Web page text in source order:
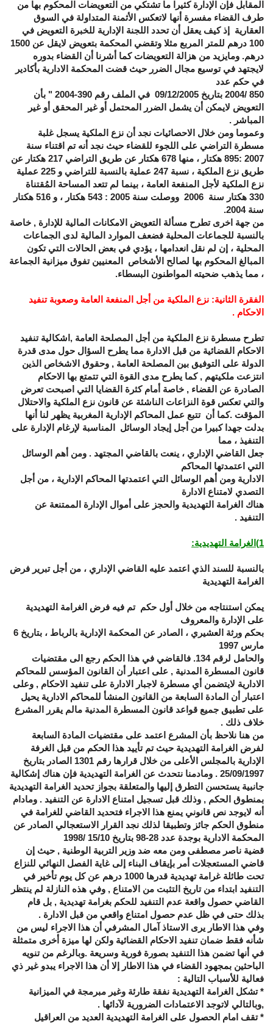
المقابل فإن الإدارة كثيرا ما تشتكي من التعويضات المحكوم بها من
طرف القضاء مفسرة أنها لاتعكس الأثمنة المتداولة في السوق
العقارية إذ كيف يعقل أن تحدد اللجنة الإدارية للخبرة التعويض في
100 درهم للمتر المربع مثلا وتقضي المحكمة بتعويض لايقل عن 1500
درهم. ومايزيد من هزالة التعويضات كما أشرنا أن القضاء بدوره
لايجتهد في توسيع مجال الضرر حيث قضت المحكمة الادارية بأكادير
في حكم عدد
850 /2004 بتاريخ 09/12/2005 في الملف رقم 390-2004 " بأن
التعويض لايمكن أن يشمل الضرر المحتمل أو غير المحقق أو غير
المباشر .
وعموما ومن خلال الاحصائيات نجد أن نزع الملكية يسجل غلبة
مسطرة التراضي على اللجوء للقضاء حيث نجد أنه تم اقتناء سنة
2007 :895 هكتار ، منها 678 هكتار عن طريق التراضي 217 هكتار عن
طريق نزع الملكية ، نسبة 247 عملية بالنسبة للتراضي و 225 عملية
نزع الملكية لأجل المنفعة العامة ، بينما لم تتعد المساحة المُقتناة
330 هكتار سنة 2006 ووصلت سنة 2005 : 543 هكتار ، و 516 هكتار
سنة 2004.
من جهة اخرى تطرح مسألة التعويض الامكانات المالية للإدارة , خاصة
بالنسبة للجماعات المحلية فضعف الموارد المالية لدى الجماعات
المحلية ، إن لم نقل انعدامها ، يؤدي في بعض الحالات التي تكون
المبالغ المحكوم بها لصالح الأشخاص المعنيين تفوق ميزانية الجماعة
، مما يذهب ضحيته المواطنون البسطاء.
الفقرة الثانية: نزع الملكية من أجل المنفعة العامة وصعوبة تنفيد
الاحكام .
تطرح مسطرة نزع الملكية من أجل المصلحة العامة ,اشكالية تنفيد
الاحكام القضائية من قبل الادارة مما يطرح السؤال حول مدى قدرة
الدولة على التوفيق بين المصلحة العامة , وحقوق الاشخاص الذين
انتزعت ملكيتهم , كما يطرح مدى القوة التي تتمتع بها الاحكام
الصادرة عن القضاء , خاصة أمام كثرة القضايا التي اصبحت تعرض
والتي تعكس قوة النزاعات الناشئة عن قانون نزع الملكية والاحتلال
المؤقت .كما أن تتبع عمل المحاكم الإدارية المغربية يظهر لنا أنها
بدلت جهدا كبيرا من أجل إيجاد الوسائل المناسبة لإرغام الإدارة على
التنفيذ ، مما
جعل القاضي الإداري ، ينعت بالقاضي المجتهد . ومن أهم الوسائل
التي اعتمدتها المحاكم
الادارية ومن أهم الوسائل التي اعتمدتها المحاكم الإدارية ، من أجل
التصدي لامتناع الادارة
هناك الغرامة التهديدية والحجز على أموال الإدارة الممتنعة عن
التنفيد .
1)الغرامة التهديدية:
بالنسبة للسند الذي اعتمد عليه القاضي الإداري ، من أجل تبرير فرض
الغرامة التهديدية
يمكن استنتاجه من خلال أول حكم تم فيه فرض الغرامة التهديدية
على الإدارة والمعروف
بحكم ورثة العشيري ، الصادر عن المحكمة الإدارية بالرباط ، بتاريخ 6
مارس 1997
والحامل لرقم 134
. فالقاضي في هذا الحكم رجع الى مقتضيات
قانون المسطرة المدنية , على اعتبار أن القانون المؤسس للمحاكم
الادارية لايتضمن أي مسطرة لاجبار الادارة على تنفيد الاحكام , وعلى
اعتبار أن المادة السابعة من القانون المنشأ للمحاكم الادارية يحيل
على تطبيق جميع قواعد قانون المسطرة المدنية مالم يقرر المشرع
خلاف ذلك .
من هنا نلاحظ بأن المشرع اعتمد على مقتضيات المادة السابعة
لفرض الغرامة التهديدية حيث تم تأييد هذا الحكم من قبل الغرفة
الإدارية بالمجلس الأعلى من خلال قرارها رقم 1301 الصادر بتاريخ
25/09/1997 . ومادمنا نتحدث عن الغرامة التهديدية فإن هناك إشكالية
جانبية يستحسن التطرق إليها والمتعلقة بجواز تحديد الغرامة التهديدية
بمنطوق الحكم , وذلك قبل تسجيل امتناع الادارة عن التنفيد . ومادام
أنه لايوجد نص قانوني يمنع هذا الاجراء فتحديد القاضي للغرامة في
منطوق الحكم جائز وتطبيقا لذلك نجد القرار الاستعجالي الصادر عن
المحكمة الادارية بوجدة عدد 28-98 بتاريخ 15/10 /1998
قضية ناصر مصطفى ومن معه ضد وزير التربية الوطنية , حيث إن
قاضي المستعجلات أمر بإيقاف البناء إلى غاية الفصل النهائي للنزاع
تحت طائلة غرامة تهديدية قدرها 1000 درهم عن كل يوم تأخير في
التنفيد ابتداء من تاريخ التثبت من الامتناع , وفي هذه النازلة لم ينتظر
القاضي حصول واقعة عدم التنفيد للحكم بغرامة تهديدية , بل قام
بذلك حتى في ظل عدم حصول امتناع واقعي من قبل الادارة .
وفي هذا الاطار يرى الاستاذ آمال المشرفي أن هذا الاجراء ليس من
شأنه فقط ضمان تنفيد الاحكام القضائية ولكن لها ميزة أخرى متمثلة
في أنها تضمن هذا التنفيد بصورة فورية وسريعة .وبالرغم من تنويه
الباحثين بمجهود القضاء في هذا الاطار إلا أن هذا الاجراء يبدو غير ذي
فعالية للأسباب التالية :
* تشكل الغرامة التهديدية نفقة طارئة وغير مبرمجة في الميزانية
,وبالتالي لاتوجد الاعتمادات الضرورية لآدائها .
* تقف امام الحصول على الغرامة التهديدية العديد من العراقيل